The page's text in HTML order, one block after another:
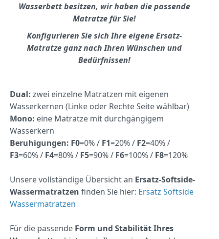
Wasserbett besitzen, wir haben die passende
Matratze für Sie!
Konfigurieren Sie sich Ihre eigene Ersatz-
Matratze ganz nach Ihren Wünschen und
Bedürfnissen!
Dual: zwei einzelne Matratzen mit eigenen
Wasserkernen (Linke oder Rechte Seite wählbar)
Mono: eine Matratze mit durchgängigem
Wasserkern
Beruhigungen: F0=0% / F1=20% / F2=40% /
F3=60% / F4=80% / F5=90% / F6=100% / F8=120%
Unsere vollständige Übersicht an Ersatz-Softside-
Wassermatratzen finden Sie hier: Ersatz Softside
Wassermatratzen
Für die passende Form und Stabilität Ihres